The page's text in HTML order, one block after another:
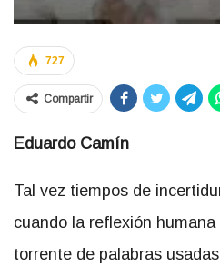
727
Compartir
Eduardo Camín
Tal vez tiempos de
cuando la reflexión
torrente de palabras